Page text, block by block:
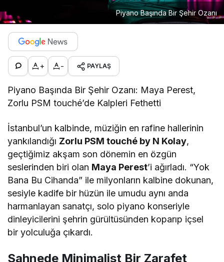
Piyano Başında Bir Şehir Ozanı
+ - PAYLAŞ
Piyano Başında Bir Şehir Ozanı: Maya Perest,
Zorlu PSM touché’de Kalpleri Fethetti
İstanbul’un kalbinde, müziğin en rafine hallerinin
yankılandığı Zorlu PSM touché by N Kolay,
geçtiğimiz akşam son dönemin en özgün
seslerinden biri olan Maya Perest’i ağırladı. “Yok
Bana Bu Cihanda” ile milyonların kalbine dokunan,
sesiyle kadife bir hüzün ile umudu aynı anda
harmanlayan sanatçı, solo piyano konseriyle
dinleyicilerini şehrin gürültüsünden koparıp içsel
bir yolculuğa çıkardı.
Sahnede Minimalist Bir Zarafet